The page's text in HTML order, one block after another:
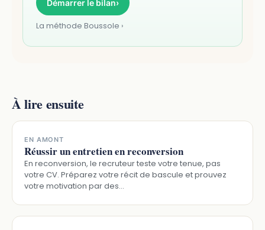
Démarrer le bilan›
La méthode Boussole ›
À lire ensuite
EN AMONT
Réussir un entretien en reconversion
En reconversion, le recruteur teste votre tenue, pas
votre CV. Préparez votre récit de bascule et prouvez
votre motivation par des…